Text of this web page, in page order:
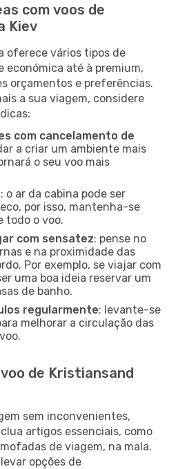
com voos de
Kiev
oferece vários tipos de
económica até à premium,
orçamentos e preferências.
a sua viagem, considere
com cancelamento de
a criar um ambiente mais
o seu voo mais
: o ar da cabina pode ser
por isso, mantenha-se
todo o voo.
com sensatez: pense no
e na proximidade das
Por exemplo, se viajar com
uma boa ideia reservar um
de banho.
regularmente: levante-se
melhorar a circulação das
de Kristiansand
sem inconvenientes,
artigos essenciais, como
de viagem, na mala.
opções de